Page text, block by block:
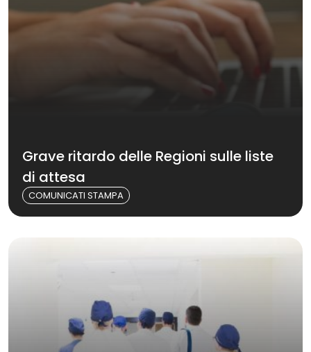
Grave ritardo delle Regioni sulle liste
di attesa
COMUNICATI STAMPA